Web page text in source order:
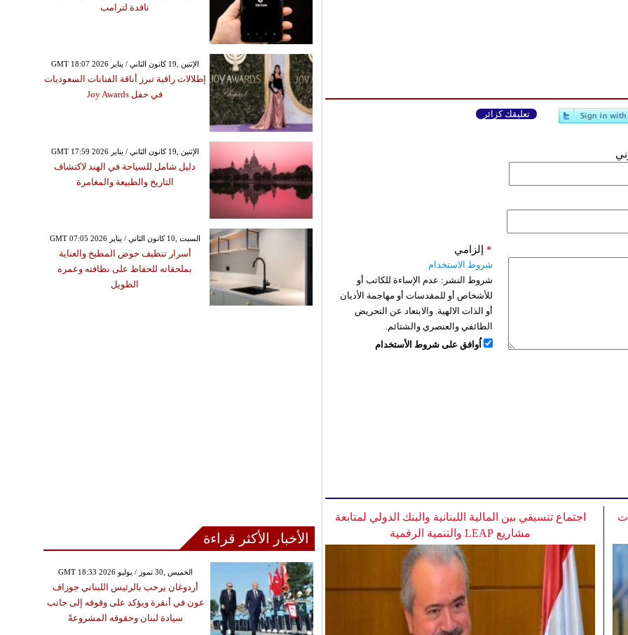
تعليقك كزائر
إلزامي *
شروط الاستخدام
شروط النشر: عدم الإساءة للكاتب أو
للأشخاص أو للمقدسات أو مهاجمة الأديان
أو الذات الالهية. والابتعاد عن التحريض
الطائفي والعنصري والشتائم.
اُوافق على شروط الأستخدام
اجتماع تنسيقي بين المالية اللبنانية والبنك الدولي لمتابعة
مشاريع LEAP والتنمية الرقمية
ناقدة لترامب
GMT 18:07 2026 الإثنين ,19 كانون الثاني / يناير
إطلالات راقية تبرز أناقة الفنانات السعوديات
في حفل Joy Awards
GMT 17:59 2026 الإثنين ,19 كانون الثاني / يناير
دليل شامل للسياحة في الهند لاكتشاف
التاريخ والطبيعة والمغامرة
GMT 07:05 2026 السبت ,10 كانون الثاني / يناير
أسرار تنظيف حوض المطبخ والعناية
بملحقاته للحفاظ على نظافته وعمره
الطويل
الأخبار الأكثر قراءة
GMT 18:33 2026 الخميس ,30 تموز / يوليو
أردوغان يرحب بالرئيس اللبناني جوزاف
عون في أنقرة ويؤكد على وقوفه إلى جانب
سيادة لبنان وحقوقه المشروعةً